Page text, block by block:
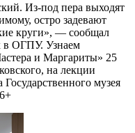
Из-под пера выходят
остро задевают
круги», — сообщал
в ОГПУ. Узнаем
и Маргариты» 25
на лекции
Государственного музея